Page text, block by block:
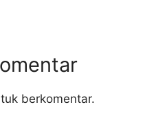
berkomentar.